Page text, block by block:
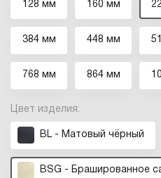
128 мм 160 мм
384 мм 448 мм
768 мм 864 мм
Цвет изделия:
BL - Матовый чёрный
BSG - Брашированное